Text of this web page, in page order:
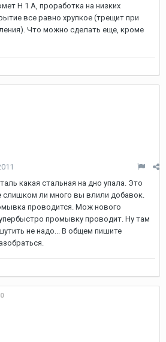
Н 1 А, проработка на низких
все равно хрупкое (трещит при
Что можно сделать еще, кроме
какая стальная на дно упала. Это
слишком ли много вы влили добавок.
проводится. Мож нового
промывку проводит. Ну там
не надо... В общем пишите